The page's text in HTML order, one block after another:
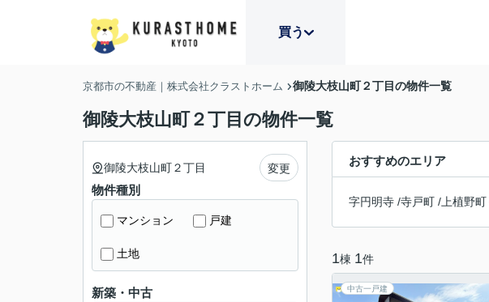
買う
京都市の不動産｜株式会社クラストホーム 御陵大枝山町２丁目の物件一覧
御陵大枝山町２丁目の物件一覧
おすすめのエリア
字円明寺 /寺戸町 / 上植野町
1棟 1件
中古一戸建
御陵大枝山町２丁目 変更
物件種別
マンション 戸建
土地
新築・中古